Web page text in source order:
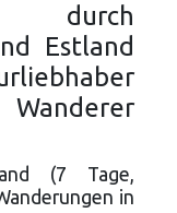
durch
Estland
(7 Tage,
in